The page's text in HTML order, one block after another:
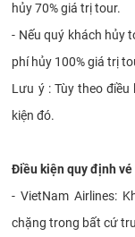
hủy 70% giá trị tour.
- Nếu quý khách hủy
phí hủy 100% giá trị
Lưu ý : Tùy theo
kiện đó.
Điều kiện quy định vé
- VietNam Airlines:
chặng trong bất cứ